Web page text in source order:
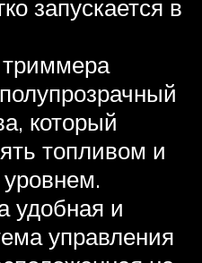
запускается в
триммера
который
топливом и
уровнем.
удобная и
управления